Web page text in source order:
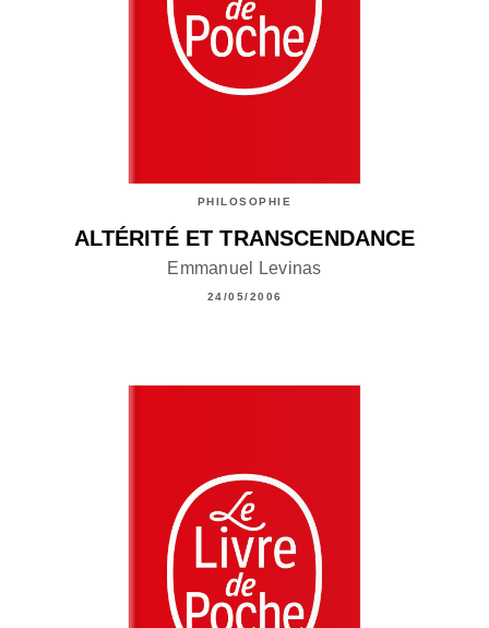
PHILOSOPHIE
ALTÉRITÉ ET TRANSCENDANCE
Emmanuel Levinas
24/05/2006